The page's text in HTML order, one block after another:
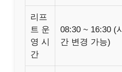
리프
트 운
영 시
간
08:30 ~ 16:30 (시
간 변경 가능)